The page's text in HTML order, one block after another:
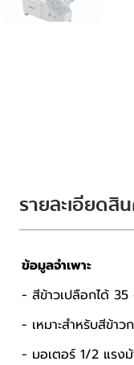
รายละเอียดสิ
ข้อมูลจำเพาะ
- สีข้าวเปลือกได้
- เหมาะสำหรับสีข้าว
- มอเตอร์ 1/2 แรง